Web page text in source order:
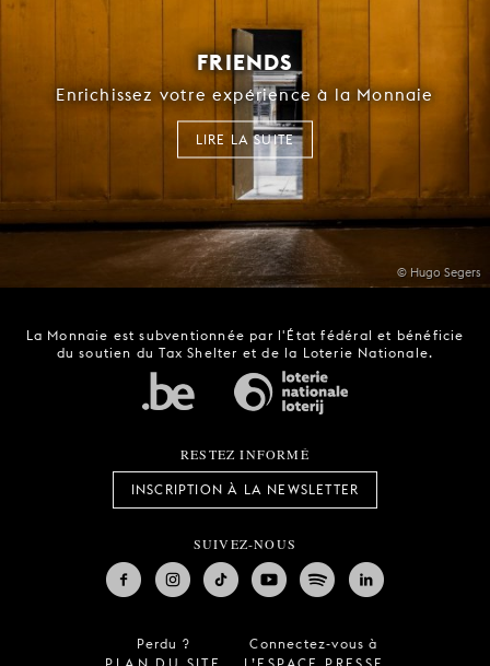
© Hugo Segers
FRIENDS
Enrichissez votre expérience à la Monnaie
LIRE LA SUITE
La Monnaie est subventionnée par l'État fédéral et bénéficie
du soutien du Tax Shelter et de la Loterie Nationale.
RESTEZ INFORMÉ
INSCRIPTION À LA NEWSLETTER
SUIVEZ-NOUS
Perdu ?
Connectez-vous à